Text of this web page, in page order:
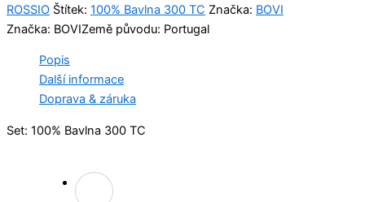
ROSSIO Štítek: 100% Bavlna 300 TC Značka: BOVI
Značka: BOVIZemě původu: Portugal
Popis
Další informace
Doprava & záruka
Set: 100% Bavlna 300 TC